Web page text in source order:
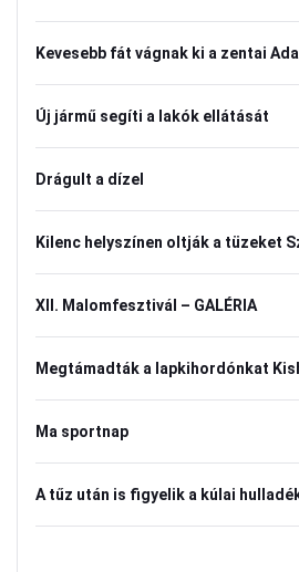
Kevesebb fát vágnak ki a zentai
Új jármű segíti a lakók ellátását
Drágult a dízel
Kilenc helyszínen oltják a tüzeket
XII. Malomfesztivál – GALÉRIA
Megtámadták a lapkihordónkat
Ma sportnap
A tűz után is figyelik a kúlai